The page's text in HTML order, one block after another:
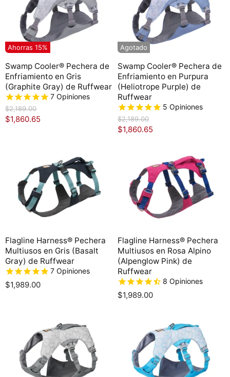
Ahorras 15%
Swamp Cooler® Pechera de
Enfriamiento en Gris
(Graphite Gray) de Ruffwear
7 Opiniones
P
r
e
$2,189.00
P
a
l
$1,860.65
Agotado
Swamp Cooler® Pechera de
Enfriamiento en Purpura
(Heliotrope Purple) de
Ruffwear
5 Opiniones
P
r
e
$2,189.00
P
u
a
l
$1,860.65
Flagline Harness® Pechera
Multiusos en Gris (Basalt
Gray) de Ruffwear
7 Opiniones
$1,989.00
Flagline Harness® Pechera
Multiusos en Rosa Alpino
(Alpenglow Pink) de
Ruffwear
8 Opiniones
$1,989.00